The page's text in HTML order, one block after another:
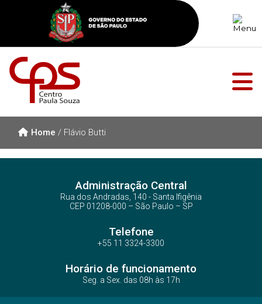
Home / Flávio Butti
Administração Central
Rua dos Andradas, 140 - Santa Ifigênia
CEP 01208-000 – São Paulo – SP
Telefone
+55 11 3324-3300
Horário de funcionamento
Seg. a Sex. das 08h às 17h